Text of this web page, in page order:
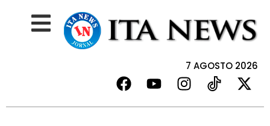
7 AGOSTO 2026